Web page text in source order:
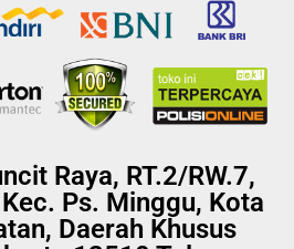
Raya, RT.2/RW.7,
Ps. Minggu, Kota
Daerah Khusus